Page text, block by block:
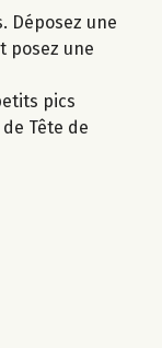
Déposez une
posez une
pics
Tête de